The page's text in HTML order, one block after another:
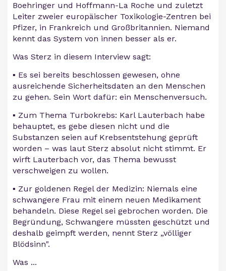
Boehringer und Hoffmann-La Roche und zuletzt
Leiter zweier europäischer Toxikologie-Zentren bei
Pfizer, in Frankreich und Großbritannien. Niemand
kennt das System von innen besser als er.
Was Sterz in diesem Interview sagt:
▪️ Es sei bereits beschlossen gewesen, ohne
ausreichende Sicherheitsdaten an den Menschen
zu gehen. Sein Wort dafür: ein Menschenversuch.
▪️ Zum Thema Turbokrebs: Karl Lauterbach habe
behauptet, es gebe diesen nicht und die
Substanzen seien auf Krebsentstehung geprüft
worden – was laut Sterz absolut nicht stimmt. Er
wirft Lauterbach vor, das Thema bewusst
verschweigen zu wollen.
▪️ Zur goldenen Regel der Medizin: Niemals eine
schwangere Frau mit einem neuen Medikament
behandeln. Diese Regel sei gebrochen worden. Die
Begründung, Schwangere müssten geschützt und
deshalb geimpft werden, nennt Sterz „völliger
Blödsinn".
Was ...